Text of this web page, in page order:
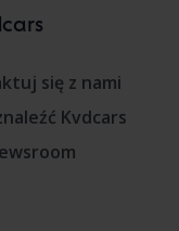
się z nami
Kvdcars